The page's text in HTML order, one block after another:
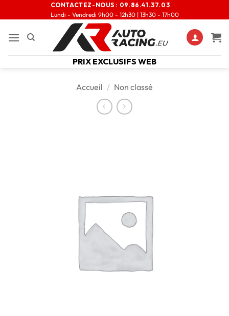
CONTACTEZ-NOUS : 09.86.41.37.03
Lundi - Vendredi 9h00 - 12h30 | 13h30 - 17h00
PRIX EXCLUSIFS WEB
Accueil / Non classé